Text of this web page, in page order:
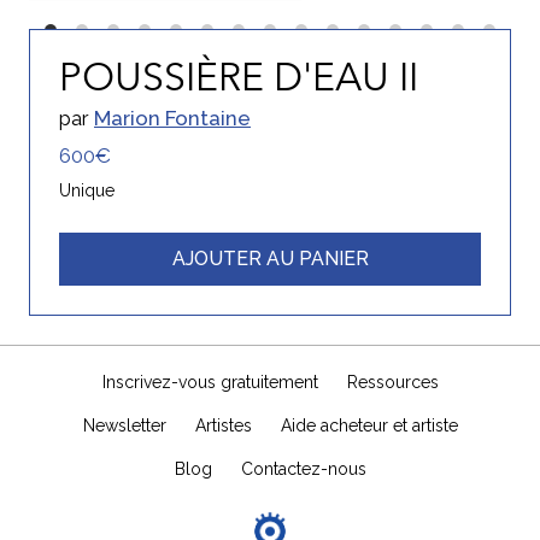
POUSSIÈRE D'EAU II
par Marion Fontaine
600€
Unique
AJOUTER AU PANIER
Inscrivez-vous gratuitement Ressources
Newsletter Artistes Aide acheteur et artiste
Blog Contactez-nous